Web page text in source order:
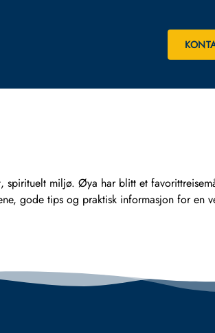
spirituelt miljø. Øya har blitt et
gode tips og praktisk informasjon for en